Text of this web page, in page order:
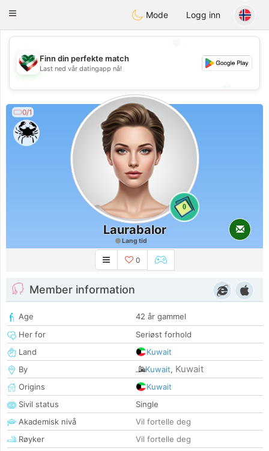
KuwaitChat
Toggle
Mode Logg inn
💖
💕
Finn din perfekte match
Last ned vår datingapp nå!
0/1
0
Laurabalor
Lang tid
0
Member information
Age
42 år gammel
Her for
Seriøst forhold
Land
Kuwait
By
Kuwait, Kuwait
Origins
Kuwait
Sivil status
Single
Akademisk nivå
Vil fortelle deg
Røyker
Vil fortelle deg